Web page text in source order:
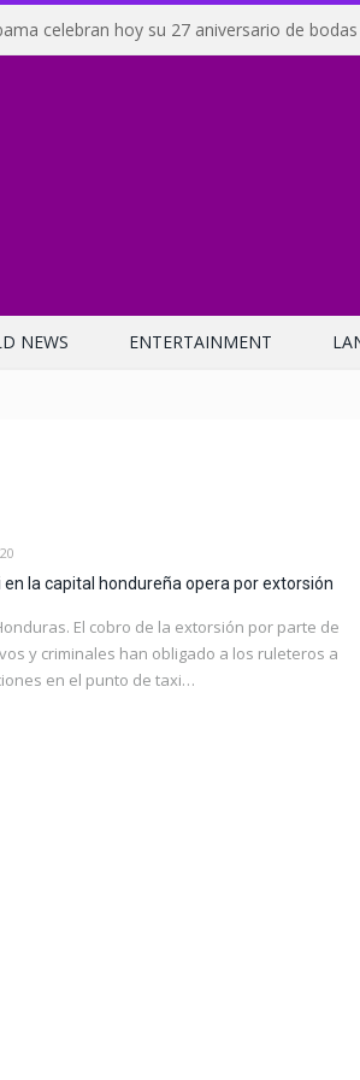
celebran hoy su 27 aniversario de bodas
NEWS ENTERTAINMENT
en la capital hondureña opera por extorsión
El cobro de la extorsión por parte de
y criminales han obligado a los ruleteros a
en el punto de taxi…